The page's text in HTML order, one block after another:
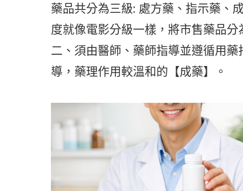
藥品共分為三級: 處方藥、指示藥、
度就像電影分級一樣，將市售藥品
二、須由醫師、藥師指導並遵循用
導，藥理作用較溫和的【成藥】。